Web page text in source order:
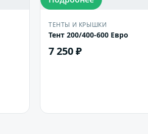
ТЕНТЫ И КРЫШКИ
Тент 200/400-600 Евро
7 250 ₽